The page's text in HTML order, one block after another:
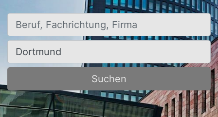
Beruf, Fachrichtung, Firma
Ort, Stadt
Suchen